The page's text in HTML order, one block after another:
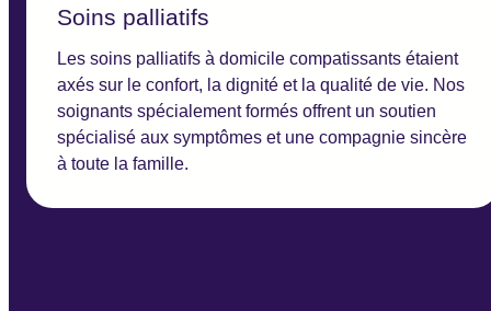
Soins palliatifs
Les soins palliatifs à domicile compatissants étaient
axés sur le confort, la dignité et la qualité de vie. Nos
soignants spécialement formés offrent un soutien
spécialisé aux symptômes et une compagnie sincère
à toute la famille.